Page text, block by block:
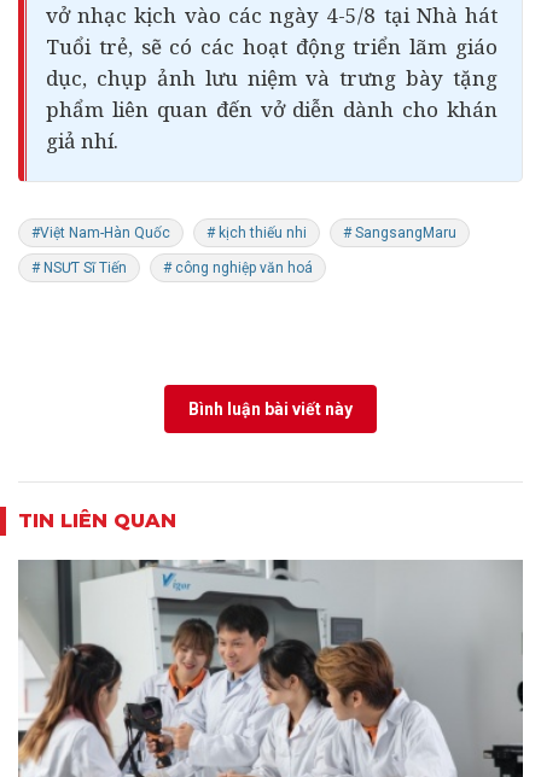
vở nhạc kịch vào các ngày 4-5/8 tại Nhà hát
Tuổi trẻ, sẽ có các hoạt động triển lãm giáo
dục, chụp ảnh lưu niệm và trưng bày tặng
phẩm liên quan đến vở diễn dành cho khán
giả nhí.
#Việt Nam-Hàn Quốc # kịch thiếu nhi # SangsangMaru
# NSƯT Sĩ Tiến # công nghiệp văn hoá
Bình luận bài viết này
TIN LIÊN QUAN